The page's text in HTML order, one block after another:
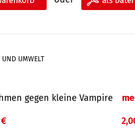
UMWELT
gegen kleine Vampire